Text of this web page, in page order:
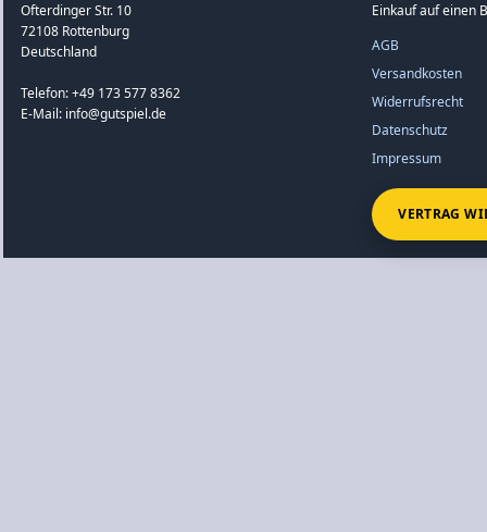
Ofterdinger Str. 10
72108 Rottenburg
Deutschland
Telefon: +49 173 577 8362
E-Mail: info@gutspiel.de
Einkauf auf einen
AGB
Versandkosten
Widerrufsrecht
Datenschutz
Impressum
VERTRAG